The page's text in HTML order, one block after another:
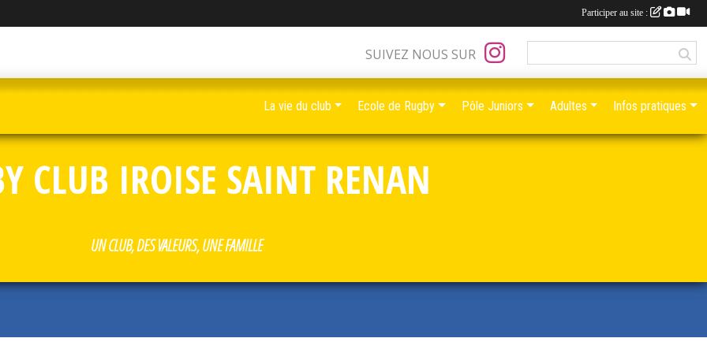
CLUB IROISE SAINT RENAN
UN CLUB, DES VALEURS, UNE FAMILLE
SUIVEZ NOUS SUR
La vie du club Ecole de Rugby Pôle Juniors Adultes Infos pratiques
Participer au site :